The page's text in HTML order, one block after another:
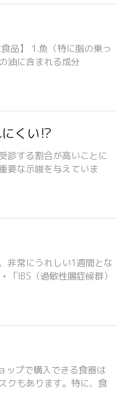
品】 1.魚（特に脂の乗っ
に含まれる成分
にくい⁉
診する割合が高いことに
要な示唆を与えていま
非常にうれしい1週間とな
「IBS（過敏性腸症候群）
プで購入できる食器は
クもあります。特に、食